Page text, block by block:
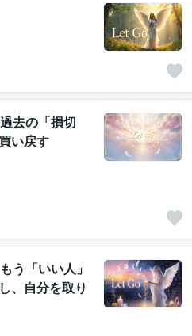
去の「損切
い戻す
う「いい人」
、自分を取り